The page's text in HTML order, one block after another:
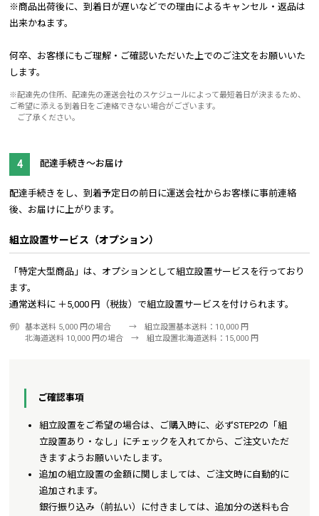
※商品出荷後に、到着日が遅いなどでの理由によるキャンセル・返品は
出来かねます。
何卒、お客様にもご理解・ご確認いただいた上でのご注文をお願いいた
します。
※配達先の住所、配達先の運送会社のスケジュールによって最短着日が決まるため、
ご希望に添える到着日をご連絡できない場合がございます。
ご了承ください。
配達手続き～お届け
配達手続きをし、到着予定日の前日に運送会社からお客様に事前連絡
後、お届けに上がります。
組立設置サービス（オプション）
「特定大型商品」は、オプションとして組立設置サービスを行っており
ます。
通常送料に ＋5,000 円（税抜）で組立設置サービスを付けられます。
例）基本送料 5,000 円の場合 → 組立設置基本送料：10,000 円
北海道送料 10,000 円の場合 → 組立設置北海道送料：15,000 円
ご確認事項
組立設置をご希望の場合は、ご購入時に、必ずSTEP2の「組
立設置あり・なし」にチェックを入れてから、ご注文いただ
きますようお願いいたします。
追加の組立設置の金額に関しましては、ご注文時に自動的に
追加されます。
銀行振り込み（前払い）に付きましては、追加分の送料も合